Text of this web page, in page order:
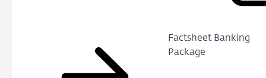
Factsheet Banking
Package